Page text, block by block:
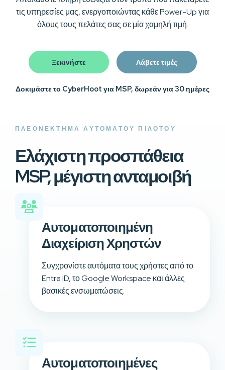
τις υπηρεσίες μας, ενεργοποιώντας κάθε Power-Up για
όλους τους πελάτες σας σε μία χαμηλή τιμή.
Ξεκινήστε Λάβετε τιμές
Δοκιμάστε το CyberHoot για MSP, δωρεάν για 30 ημέρες
ΠΛΕΟΝΕΚΤΗΜΑ ΑΥΤΟΜΑΤΟΥ ΠΙΛΟΤΟΥ
Ελάχιστη προσπάθεια
MSP, μέγιστη ανταμοιβή
Αυτοματοποιημένη
Διαχείριση Χρηστών
Συγχρονίστε αυτόματα τους χρήστες από το
Entra ID, το Google Workspace και άλλες
βασικές ενσωματώσεις.
Αυτοματοποιημένες